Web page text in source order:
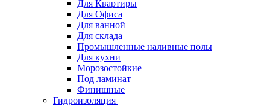
Для Квартиры
Для Офиса
Для ванной
Для склада
Промышленные наливные полы
Для кухни
Морозостойкие
Под ламинат
Финишные
Гидроизоляция